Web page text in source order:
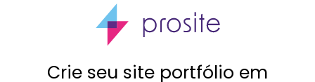
Crie seu site portfólio em